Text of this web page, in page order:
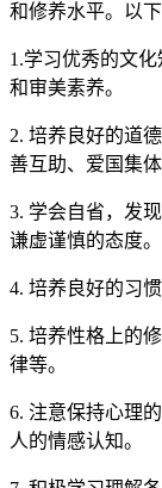
和修养水平。以
1.学习优秀的文
和审美素养。
2. 培养良好的道
善互助、爱国集体
3. 学会自省，发
谦虚谨慎的态度。
4. 培养良好的习
5. 培养性格上的
律等。
6. 注意保持心理
人的情感认知。